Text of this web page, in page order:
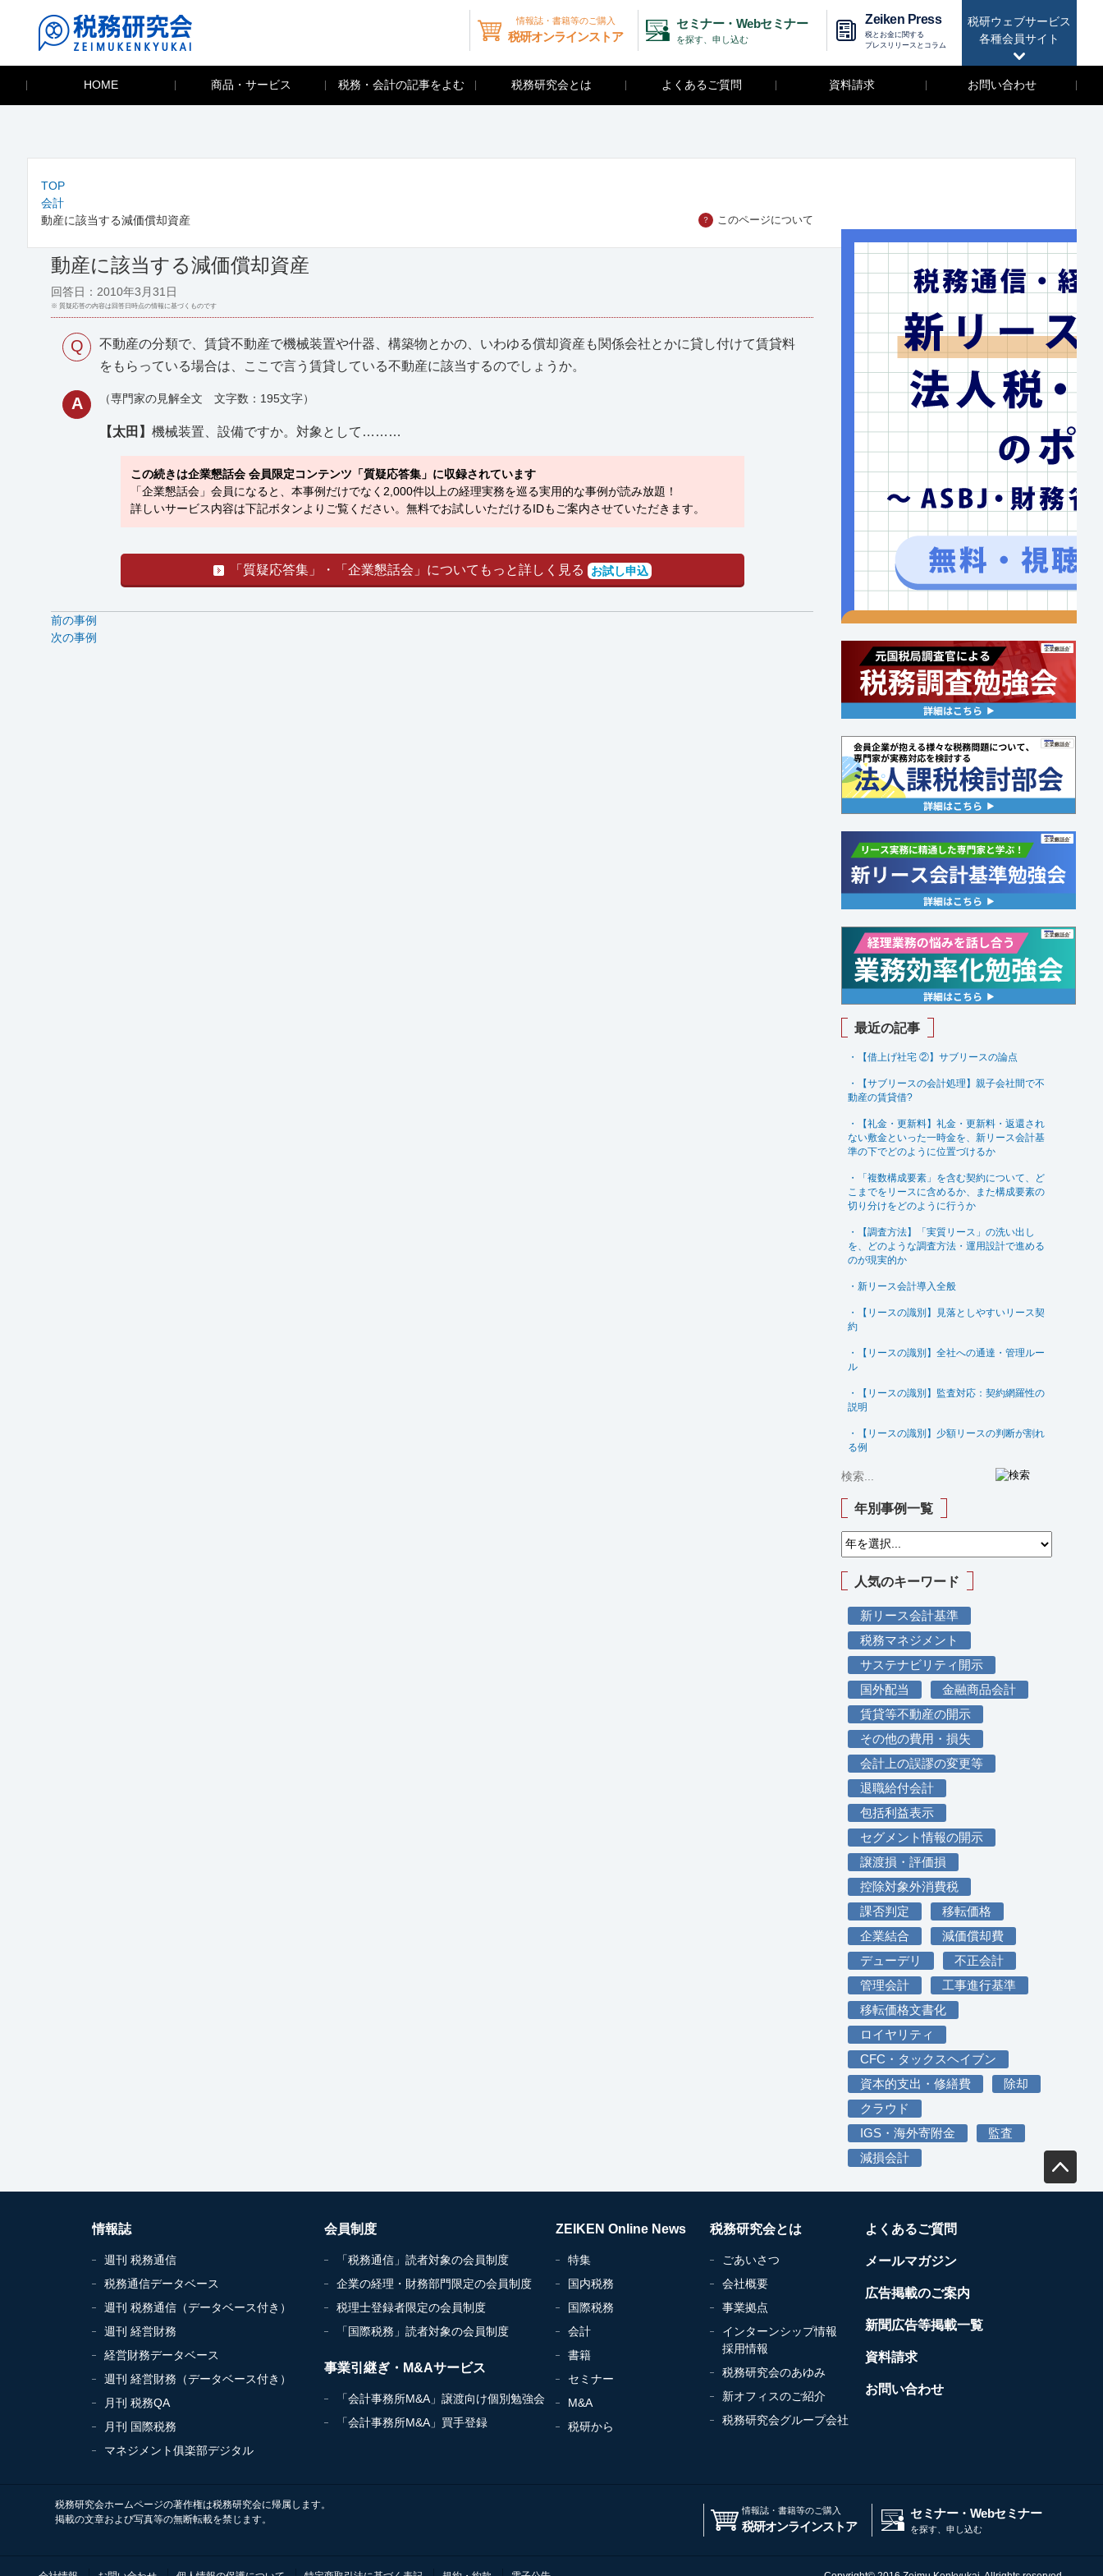
税研ウェブサービス
各種会員サイト
情報誌・書籍等のご購入
税研オンラインストア
セミナー・Webセミナー
を探す、申し込む
Zeiken Press
税とお金に関する
プレスリリースとコラム
HOME 商品・サービス 税務・会計の記事をよむ 税務研究会とは よくあるご質問 資料請求 お問い合わせ
TOP
会計
動産に該当する減価償却資産
？ このページについて
動産に該当する減価償却資産
回答日：2010年3月31日
※ 質疑応答の内容は回答日時点の情報に基づくものです
Q
不動産の分類で、賃貸不動産で機械装置や什器、構築物とかの、いわゆる償却資産も関係会社とかに貸し付けて賃貸料
をもらっている場合は、ここで言う賃貸している不動産に該当するのでしょうか。
A （専門家の見解全文 文字数：195文字）
【太田】機械装置、設備ですか。対象として………
この続きは企業懇話会 会員限定コンテンツ「質疑応答集」に収録されています
「企業懇話会」会員になると、本事例だけでなく2,000件以上の経理実務を巡る実用的な事例が読み放題！
詳しいサービス内容は下記ボタンよりご覧ください。無料でお試しいただけるIDもご案内させていただきます。
「質疑応答集」・「企業懇話会」についてもっと詳しく見る お試し申込
前の事例
次の事例
最近の記事
・【借上げ社宅 ②】サブリースの論点
・【サブリースの会計処理】親子会社間で不
動産の賃貸借?
・【礼金・更新料】礼金・更新料・返還され
ない敷金といった一時金を、新リース会計基
準の下でどのように位置づけるか
・「複数構成要素」を含む契約について、ど
こまでをリースに含めるか、また構成要素の
切り分けをどのように行うか
・【調査方法】「実質リース」の洗い出し
を、どのような調査方法・運用設計で進める
のが現実的か
・新リース会計導入全般
・【リースの識別】見落としやすいリース契
約
・【リースの識別】全社への通達・管理ルー
ル
・【リースの識別】監査対応：契約網羅性の
説明
・【リースの識別】少額リースの判断が割れ
る例
年別事例一覧
人気のキーワード
新リース会計基準
税務マネジメント
サステナビリティ開示
国外配当
金融商品会計
賃貸等不動産の開示
その他の費用・損失
会計上の誤謬の変更等
退職給付会計
包括利益表示
セグメント情報の開示
譲渡損・評価損
控除対象外消費税
課否判定
移転価格
企業結合
減価償却費
デューデリ
不正会計
管理会計
工事進行基準
移転価格文書化
ロイヤリティ
CFC・タックスヘイブン
資本的支出・修繕費
除却
クラウド
IGS・海外寄附金
監査
減損会計
情報誌
週刊 税務通信
税務通信データベース
週刊 税務通信（データベース付き）
週刊 経営財務
経営財務データベース
週刊 経営財務（データベース付き）
月刊 税務QA
月刊 国際税務
マネジメント俱楽部デジタル
会員制度
「税務通信」読者対象の会員制度
企業の経理・財務部門限定の会員制度
税理士登録者限定の会員制度
「国際税務」読者対象の会員制度
事業引継ぎ・M&Aサービス
「会計事務所M&A」譲渡向け個別勉強会
「会計事務所M&A」買手登録
ZEIKEN Online News
特集
国内税務
国際税務
会計
書籍
セミナー
M&A
税研から
税務研究会とは
ごあいさつ
会社概要
事業拠点
インターンシップ情報
採用情報
税務研究会のあゆみ
新オフィスのご紹介
税務研究会グループ会社
よくあるご質問
メールマガジン
広告掲載のご案内
新聞広告等掲載一覧
資料請求
お問い合わせ
税務研究会ホームページの著作権は税務研究会に帰属します。
掲載の文章および写真等の無断転載を禁じます。
情報誌・書籍等のご購入
税研オンラインストア
セミナー・Webセミナー
を探す、申し込む